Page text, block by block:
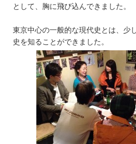
として、胸に飛び込んできました。
東京中心の一般的な現代史とは、少
史を知ることができました。